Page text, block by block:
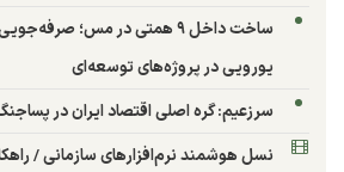
یورویی در پروژه‌های توسعه‌ای
سرزعیم: گره اصلی اقتصاد ایران در
نسل هوشمند نرم‌افزارهای سازمانی /